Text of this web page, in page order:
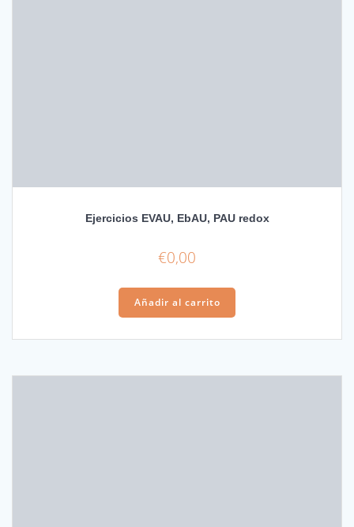
Ejercicios EVAU, EbAU, PAU redox
€0,00
Añadir al carrito